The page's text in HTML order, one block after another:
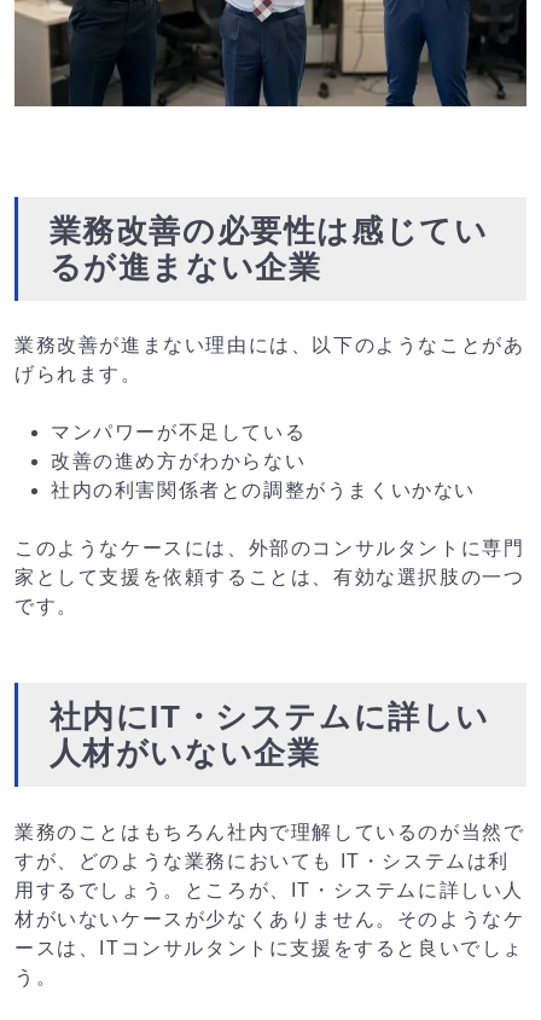
業務改善の必要性は感じてい
るが進まない企業
業務改善が進まない理由には、以下のようなことがあ
げられます。
マンパワーが不足している
改善の進め方がわからない
社内の利害関係者との調整がうまくいかない
このようなケースには、外部のコンサルタントに専門
家として支援を依頼することは、有効な選択肢の一つ
です。
社内にIT・システムに詳しい
人材がいない企業
業務のことはもちろん社内で理解しているのが当然で
すが、どのような業務においても IT・システムは利
用するでしょう。ところが、IT・システムに詳しい人
材がいないケースが少なくありません。そのようなケ
ースは、ITコンサルタントに支援をすると良いでしょ
う。